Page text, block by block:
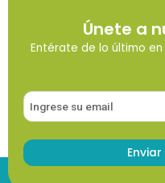
Únete a
Entérate de lo último